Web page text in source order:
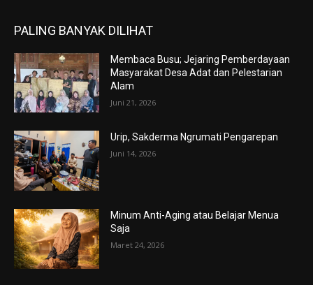
PALING BANYAK DILIHAT
Membaca Busu; Jejaring Pemberdayaan
Masyarakat Desa Adat dan Pelestarian
Alam
Juni 21, 2026
Urip, Sakderma Ngrumati Pengarepan
Juni 14, 2026
Minum Anti-Aging atau Belajar Menua
Saja
Maret 24, 2026